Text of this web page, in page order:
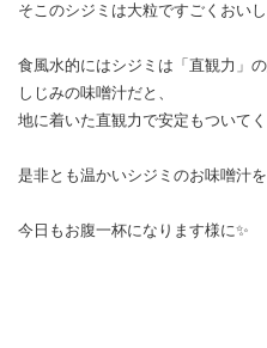
そこのシジミは大粒ですごくおいし
食風水的にはシジミは「直観力」の
しじみの味噌汁だと、
地に着いた直観力で安定もついて
是非とも温かいシジミのお味噌汁を
今日もお腹一杯になります様に✨